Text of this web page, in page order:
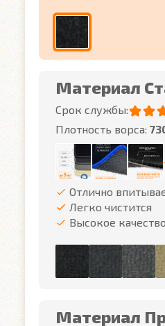
Материал
Срок службы:
Плотность ворса:
Отлично
Легко чистится
Высокое качество
Материал